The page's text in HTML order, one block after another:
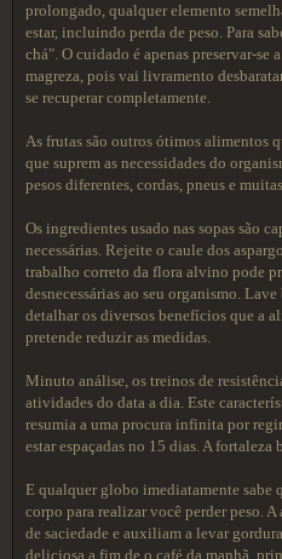
prolongado, qualquer elemento
estar, incluindo perda de peso. Para
chá". O cuidado é apenas preservar-
magreza, pois vai livramento
se recuperar completamente.
As frutas são outros ótimos alimentos
que suprem as necessidades do
pesos diferentes, cordas, pneus e
Os ingredientes usado nas sopas são
necessárias. Rejeite o caule dos
trabalho correto da flora alvino pode
desnecessárias ao seu organismo.
detalhar os diversos benefícios que a
pretende reduzir as medidas.
Minuto análise, os treinos de
atividades do data a dia. Este
resumia a uma procura infinita por
estar espaçadas no 15 dias. A
E qualquer globo imediatamente sabe
corpo para realizar você perder peso.
de saciedade e auxiliam a levar
deliciosa a fim de o café da manhã,